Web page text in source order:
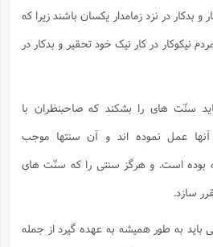
و بدکار در نزد زمامدار یکسان باشند زیرا که
در کار نیک خود تحقیر و بدکار در
سنّت هاى را بشکند که صاحبنظران با
عمل نموده اند و آن سنتها موجب
بوده است. و هرگز سنتى را که سنّت هاى
سازد.
باید به طور همیشه به عهده گیرد از جمله